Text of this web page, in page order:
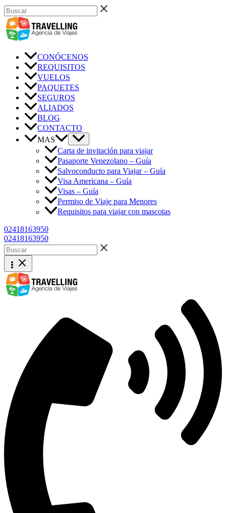
Ir
al
contenido
Buscar
CONÓCENOS
REQUISITOS
VUELOS
PAQUETES
SEGUROS
ALIADOS
BLOG
CONTACTO
MAS
Carta de invitación para viajar
Pasaporte Venezolano – Guía
Salvoconducto para Viajar – Guía
Visa Americana – Guía
Visas – Guía
Permiso de Viaje para Menores
Requisitos para viajar con mascotas
02418163950
02418163950
Buscar